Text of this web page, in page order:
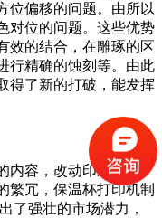
位偏移的问题。由所以
对位的问题。这些优势
效的结合，在雕琢的区
行精确的蚀刻等。由此
得了新的打破，能发挥
容，改动印刷的效
繁冗，保温杯打印机制
了强壮的市场潜力，